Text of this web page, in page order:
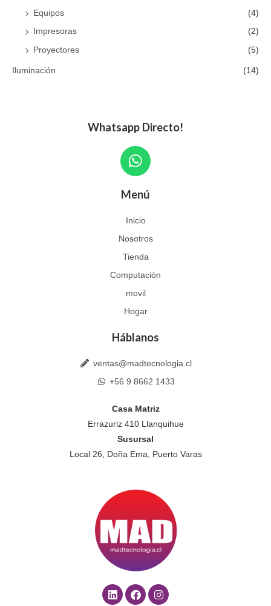
Equipos (4)
Impresoras (2)
Proyectores (5)
Iluminación (14)
Whatsapp Directo!
W
h
t
s
a
p
p
Menú
Inicio
Nosotros
Tienda
Computación
movil
Hogar
Háblanos
ventas@madtecnologia.cl
+56 9 8662 1433
Casa Matriz
Errazuriz 410 Llanquihue
Susursal
Local 26, Doña Ema, Puerto Varas
L
i
F
a
I
n